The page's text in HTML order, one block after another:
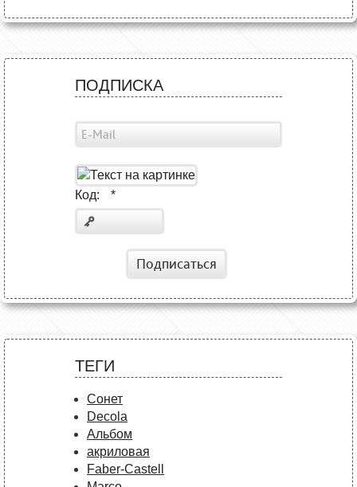
ПОДПИСКА
Код: *
Подписаться
ТЕГИ
Сонет
Decola
Альбом
акриловая
Faber-Castell